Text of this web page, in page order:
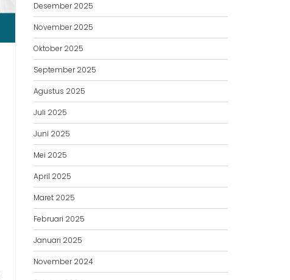
Desember 2025
November 2025
Oktober 2025
September 2025
Agustus 2025
Juli 2025
Juni 2025
Mei 2025
April 2025
Maret 2025
Februari 2025
Januari 2025
November 2024